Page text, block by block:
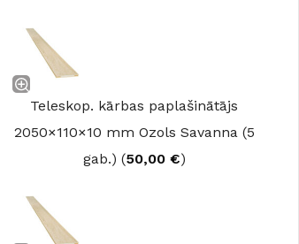
Teleskop. kārbas paplašinātājs
2050×110×10 mm Ozols Savanna (5
gab.) (50,00 €)